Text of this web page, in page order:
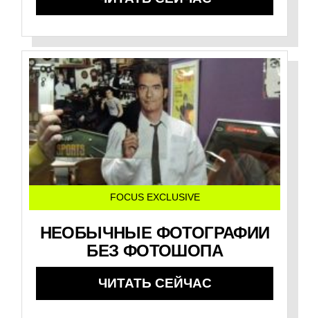
FOCUS EXCLUSIVE
НЕОБЫЧНЫЕ ФОТОГРАФИИ
БЕЗ ФОТОШОПА
ЧИТАТЬ СЕЙЧАС